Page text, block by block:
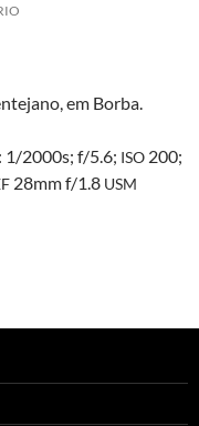
em Borba.
1/2000s; f/5.6; ISO 200;
28mm f/1.8 USM